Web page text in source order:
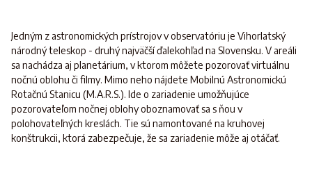
Jedným z astronomických prístrojov v observatóriu je Vihorlatský
národný teleskop - druhý najväčší ďalekohľad na Slovensku. V areáli
sa nachádza aj planetárium, v ktorom môžete pozorovať virtuálnu
nočnú oblohu či filmy. Mimo neho nájdete Mobilnú Astronomickú
Rotačnú Stanicu (M.A.R.S.). Ide o zariadenie umožňujúce
pozorovateľom nočnej oblohy oboznamovať sa s ňou v
polohovateľných kreslách. Tie sú namontované na kruhovej
konštrukcii, ktorá zabezpečuje, že sa zariadenie môže aj otáčať.